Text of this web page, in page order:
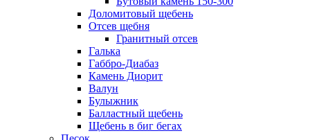
Доломитовый щебень
Отсев щебня
Гранитный отсев
Галька
Габбро-Диабаз
Камень Диорит
Валун
Булыжник
Балластный щебень
Щебень в биг бегах